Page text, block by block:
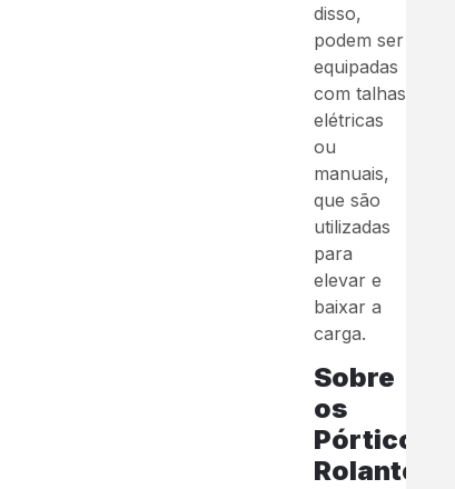
disso,
podem ser
equipadas
com talhas
elétricas
ou
manuais,
que são
utilizadas
para
elevar e
baixar a
carga.
Sobre
os
Pórticos
Rolantes